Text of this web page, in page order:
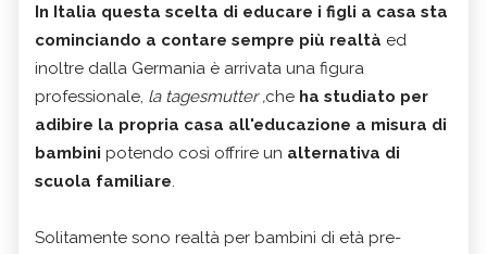
In Italia questa scelta di educare i figli a casa sta
cominciando a contare sempre più realtà ed
inoltre dalla Germania è arrivata una figura
professionale, la tagesmutter ,che ha studiato per
adibire la propria casa all'educazione a misura di
bambini potendo così offrire un alternativa di
scuola familiare.
Solitamente sono realtà per bambini di età pre-